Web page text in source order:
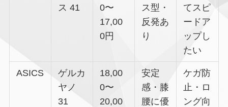
ス 41
0〜
17,00
0円
ス型・
反発あ
り
てスピ
ードア
ップし
たい
ASICS
ゲルカ
ヤノ
31
18,00
0〜
20,00
安定
感・膝
腰に優
ケガ防
止・ロ
ング向